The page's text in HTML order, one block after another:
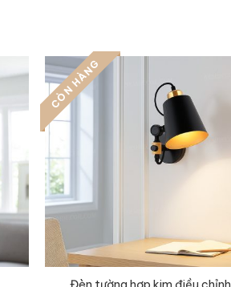
CÒN HÀNG